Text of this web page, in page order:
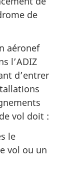
de
aéronef
l’ADIZ
d’entrer
vol doit :
le
vol ou un